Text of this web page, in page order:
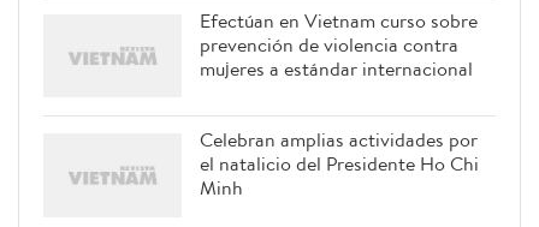
Efectúan en Vietnam curso sobre
prevención de violencia contra
mujeres a estándar internacional
Celebran amplias actividades por
el natalicio del Presidente Ho Chi
Minh